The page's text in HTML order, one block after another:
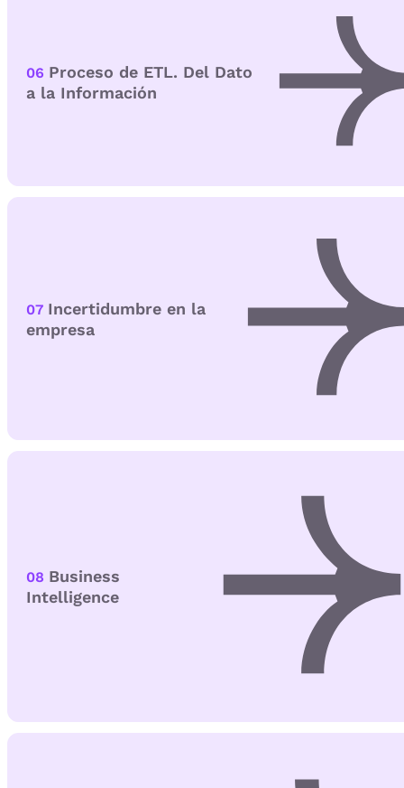
06 Proceso de ETL. Del Dato
a la Información
07 Incertidumbre en la
empresa
08 Business
Intelligence